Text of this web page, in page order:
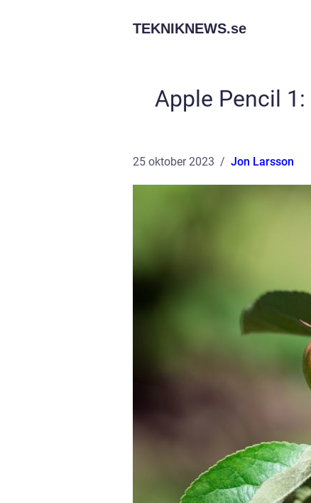
TEKNIKNEWS.se
Apple Pencil
25 oktober 2023 Jon Larsson